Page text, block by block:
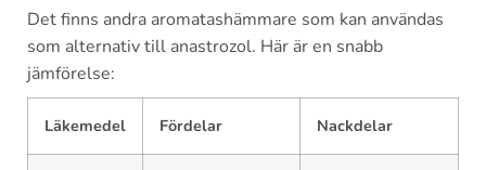
Det finns andra aromatashämmare som kan användas
som alternativ till anastrozol. Här är en snabb
jämförelse:
Läkemedel Fördelar Nackdelar